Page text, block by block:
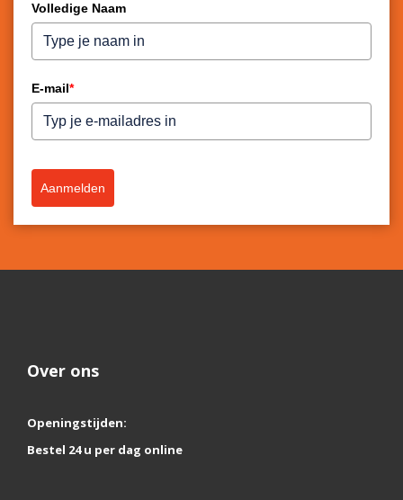
Volledige Naam
E-mail*
Aanmelden
Over ons
Openingstijden:
Bestel 24 u per dag online